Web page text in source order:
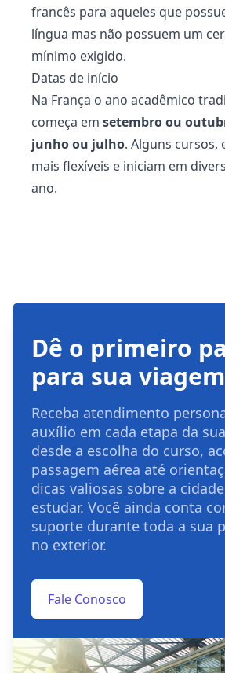
francês para aqueles que
língua mas não possuem um
mínimo exigido.
Datas de início
Na França o ano acadêmico
começa em setembro ou
junho ou julho. Alguns cursos,
mais flexíveis e iniciam em
ano.
Dê o primeiro
para sua
Receba atendimento
auxílio em cada etapa da
desde a escolha do curso,
passagem aérea até
dicas valiosas sobre a
estudar. Você ainda conta
suporte durante toda a sua
no exterior.
Fale Conosco